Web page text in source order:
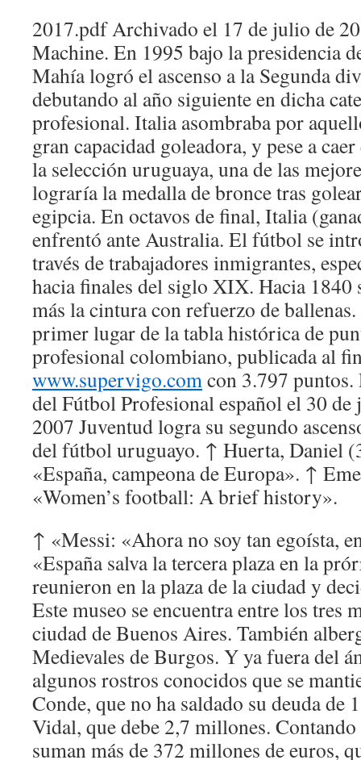
2017.pdf Archivado el 17 de julio de
Machine. En 1995 bajo la presidencia
Mahía logró el ascenso a la Segunda
debutando al año siguiente en dicha
profesional. Italia asombraba por
gran capacidad goleadora, y pese a
la selección uruguaya, una de las
lograría la medalla de bronce tras
egipcia. En octavos de final, Italia
enfrentó ante Australia. El fútbol se
través de trabajadores inmigrantes,
hacia finales del siglo XIX. Hacia 1840
más la cintura con refuerzo de
primer lugar de la tabla histórica de
profesional colombiano, publicada al
www.supervigo.comcon 3.797
del Fútbol Profesional español el 30
2007 Juventud logra su segundo
del fútbol uruguayo. ↑ Huerta, Daniel
«España, campeona de Europa». ↑
«Women’s football: A brief history».
↑ «Messi: «Ahora no soy tan egoísta,
«España salva la tercera plaza en la
reunieron en la plaza de la ciudad y
Este museo se encuentra entre los tres
ciudad de Buenos Aires. También
Medievales de Burgos. Y ya fuera del
algunos rostros conocidos que se
Conde, que no ha saldado su deuda de
Vidal, que debe 2,7 millones. Contando
suman más de 372 millones de euros,